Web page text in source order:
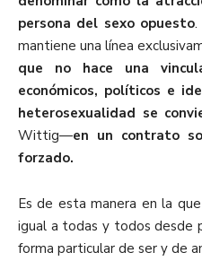
persona del sexo opuesto.
mantiene una línea
que no hace una
económicos, políticos e
heterosexualidad se
Wittig—en un contrato
forzado.
Es de esta manera en la
igual a todas y todos desde
forma particular de ser y de